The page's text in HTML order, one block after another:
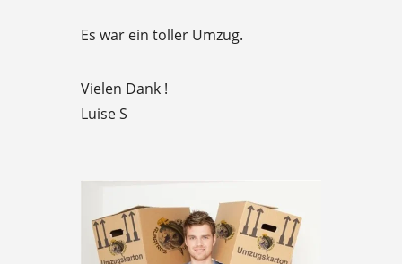
5
Es war ein toller Umzug.
Vielen Dank !
Luise S